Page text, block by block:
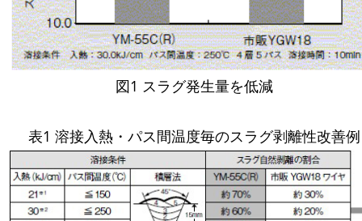
図1 スラグ発生量を低減
表1 溶接入熱・パス間温度毎のスラグ剥離性改善例